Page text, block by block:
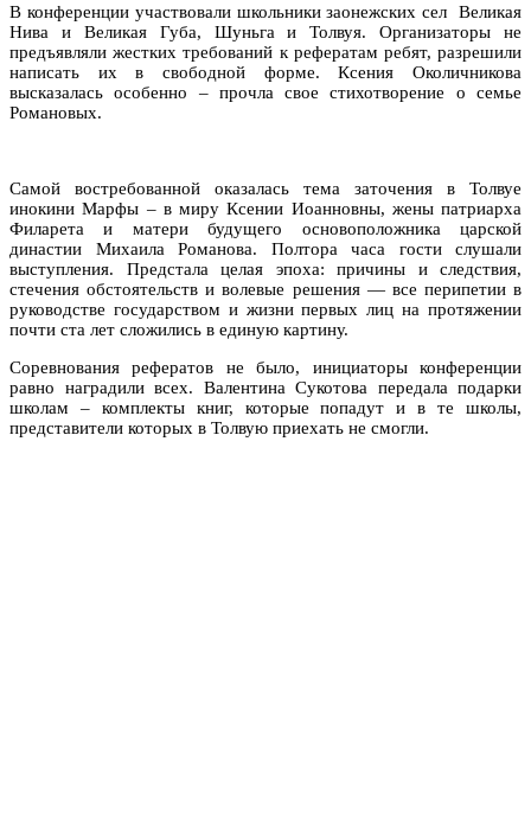
В конференции участвовали школьники заонежских сел Великая
Нива и Великая Губа, Шуньга и Толвуя. Организаторы не
предъявляли жестких требований к рефератам ребят, разрешили
написать их в свободной форме. Ксения Околичникова
высказалась особенно – прочла свое стихотворение о семье
Романовых.
Самой востребованной оказалась тема заточения в Толвуе
инокини Марфы – в миру Ксении Иоанновны, жены патриарха
Филарета и матери будущего основоположника царской
династии Михаила Романова. Полтора часа гости слушали
выступления. Предстала целая эпоха: причины и следствия,
стечения обстоятельств и волевые решения — все перипетии в
руководстве государством и жизни первых лиц на протяжении
почти ста лет сложились в единую картину.
Соревнования рефератов не было, инициаторы конференции
равно наградили всех. Валентина Сукотова передала подарки
школам – комплекты книг, которые попадут и в те школы,
представители которых в Толвую приехать не смогли.